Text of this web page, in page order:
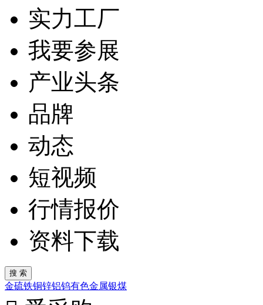
实力工厂
我要参展
产业头条
品牌
动态
短视频
行情报价
资料下载
金硫铁铜锌铝钨有色金属银煤